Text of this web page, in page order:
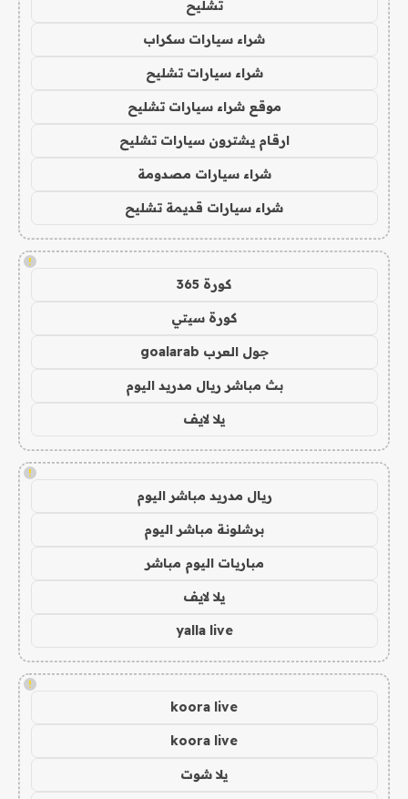
تشليح
شراء سيارات سكراب
شراء سيارات تشليح
موقع شراء سيارات تشليح
ارقام يشترون سيارات تشليح
شراء سيارات مصدومة
شراء سيارات قديمة تشليح
!
كورة 365
كورة سيتي
جول العرب goalarab
بث مباشر ريال مدريد اليوم
يلا لايف
!
ريال مدريد مباشر اليوم
برشلونة مباشر اليوم
مباريات اليوم مباشر
يلا لايف
yalla live
!
koora live
koora live
يلا شوت